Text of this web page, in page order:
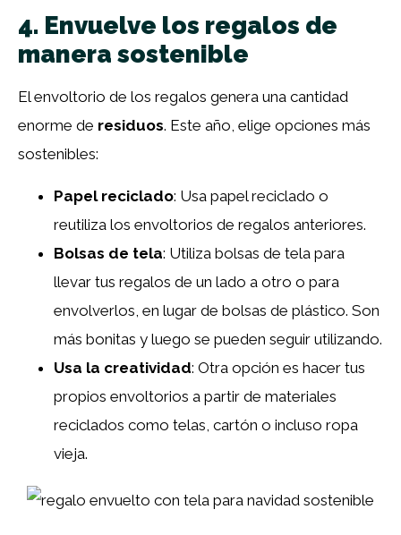
4. Envuelve los regalos de
manera sostenible
El envoltorio de los regalos genera una cantidad
enorme de residuos. Este año, elige opciones más
sostenibles:
Papel reciclado: Usa papel reciclado o
reutiliza los envoltorios de regalos anteriores.
Bolsas de tela: Utiliza bolsas de tela para
llevar tus regalos de un lado a otro o para
envolverlos, en lugar de bolsas de plástico. Son
más bonitas y luego se pueden seguir utilizando.
Usa la creatividad: Otra opción es hacer tus
propios envoltorios a partir de materiales
reciclados como telas, cartón o incluso ropa
vieja.